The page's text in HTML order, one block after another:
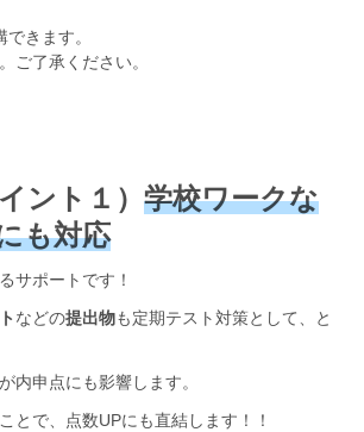
きます。
ご了承ください。
ント１） 学校ワークな
も対応
サポートです！
などの提出物も定期テスト対策として、と
内申点にも影響します。
とで、点数UPにも直結します！！